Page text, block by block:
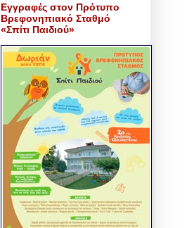
Εγγραφές στον Πρότυπο
Βρεφονηπιακό Σταθμό
«Σπίτι Παιδιού»